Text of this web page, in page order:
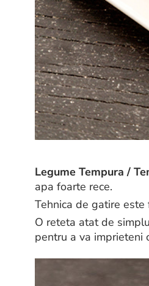
Legume Tempura /
apa foarte rece.
Tehnica de gatire
O reteta atat de
pentru a va imprieteni